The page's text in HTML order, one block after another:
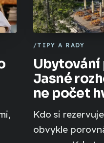
Ubytování
Jasné
ne počet
Kdo si
obvykle
TIPY A RADY